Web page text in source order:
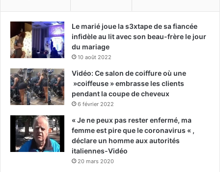
Le marié joue la s3xtape de sa fiancée
infidèle au lit avec son beau-frère le jour
du mariage
10 août 2022
Vidéo: Ce salon de coiffure où une
»coiffeuse » embrasse les clients
pendant la coupe de cheveux
6 février 2022
« Je ne peux pas rester enfermé, ma
femme est pire que le coronavirus « ,
déclare un homme aux autorités
italiennes-Vidéo
20 mars 2020